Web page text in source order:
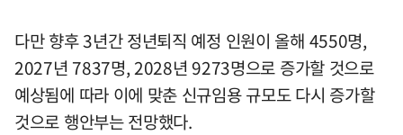
다만 향후 3년간 정년퇴직 예정 인원이 올해 4550명,
2027년 7837명, 2028년 9273명으로 증가할 것으로
예상됨에 따라 이에 맞춘 신규임용 규모도 다시 증가할
것으로 행안부는 전망했다.